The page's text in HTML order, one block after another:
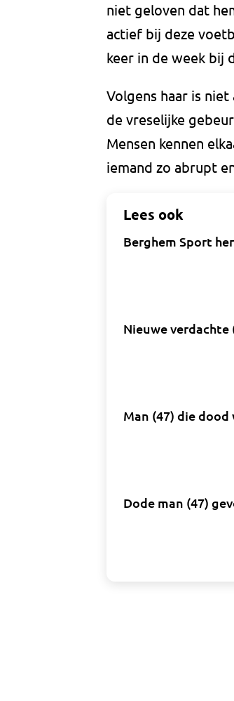
niet geloven dat
actief bij deze
keer in de week bij
Volgens haar is
de vreselijke
Mensen kennen
iemand zo abrupt
Lees ook
Berghem Sport
Nieuwe
Man (47) die
Dode man (47)